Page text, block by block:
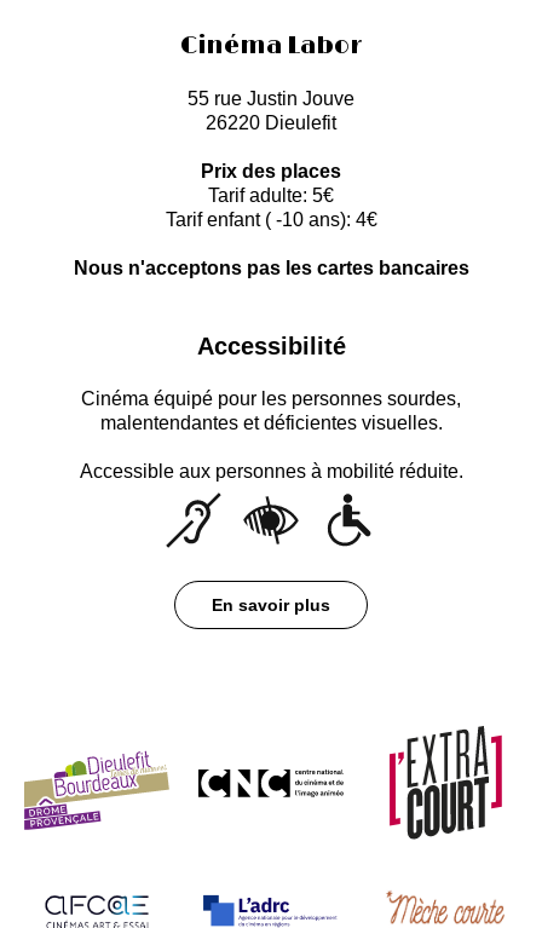
Cinéma Labor
55 rue Justin Jouve
26220 Dieulefit
Prix des places
Tarif adulte: 5€
Tarif enfant ( -10 ans): 4€
Nous n'acceptons pas les cartes bancaires
Accessibilité
Cinéma équipé pour les personnes sourdes,
malentendantes et déficientes visuelles.
Accessible aux personnes à mobilité réduite.
En savoir plus